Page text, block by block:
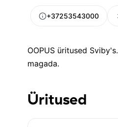
+37253543000
OOPUS üritused
magada.
Üritused